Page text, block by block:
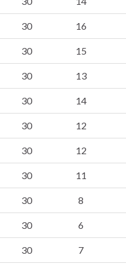
30 16
30 15
30 13
30 14
30 12
30 12
30 11
30 8
30 6
30 7